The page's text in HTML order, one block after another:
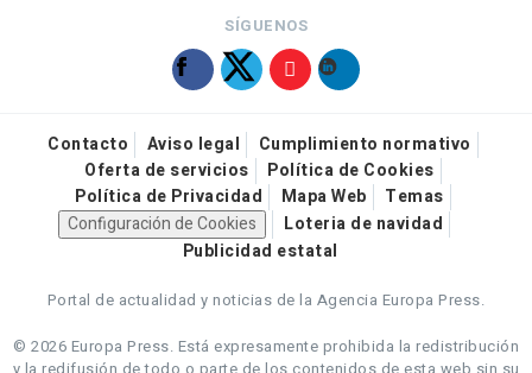
SÍGUENOS
Contacto Aviso legal
Cumplimiento normativo
Oferta de servicios
Política de Cookies
Política de Privacidad
Mapa Web
Temas
Configuración de Cookies
Loteria de navidad
Publicidad estatal
Portal de actualidad y noticias de la Agencia Europa Press.
© 2026 Europa Press. Está expresamente prohibida la redistribución